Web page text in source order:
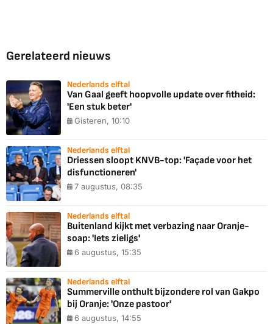
Gerelateerd nieuws
Nederlands elftal
Van Gaal geeft hoopvolle update over fitheid:
'Een stuk beter'
Gisteren, 10:10
Nederlands elftal
Driessen sloopt KNVB-top: 'Façade voor het
disfunctioneren'
7 augustus, 08:35
Nederlands elftal
Buitenland kijkt met verbazing naar Oranje-
soap: 'Iets zieligs'
6 augustus, 15:35
Nederlands elftal
Summerville onthult bijzondere rol van Gakpo
bij Oranje: 'Onze pastoor'
6 augustus, 14:55